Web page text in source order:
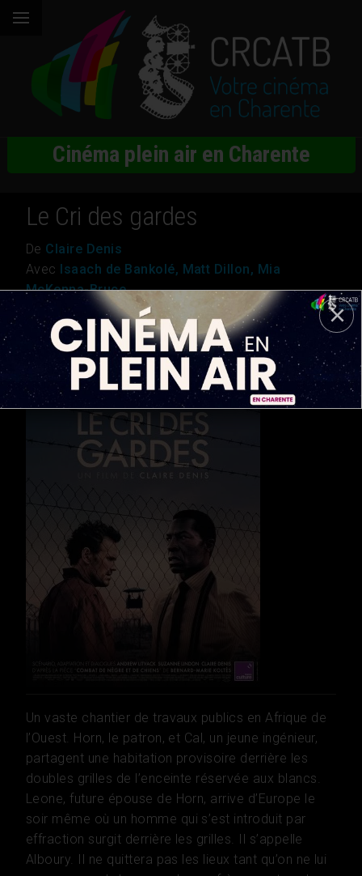
Cinéma plein air en Charente
Le Cri des gardes
De Claire Denis
Avec
Isaach de Bankolé, Matt Dillon, Mia
McKenna-Bruce
Genre
Drame
Nationalité France Sénégal
Durée1h 49
Un vaste chantier de travaux publics en Afrique de
l’Ouest. Horn, le patron, et Cal, un jeune ingénieur,
partagent une habitation provisoire derrière les
doubles grilles de l’enceinte réservée aux blancs.
Leone, future épouse de Horn, arrive d’Europe le
soir même où un homme qui s’est introduit par
effraction surgit derrière les grilles. Il s’appelle
Alboury. Il ne quittera pas les lieux tant qu’on ne lui